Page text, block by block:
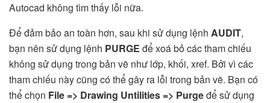
Autocad không tìm thấy lỗi nữa.
Để đảm bảo an toàn hơn, sau khi sử dụng lệnh AUDIT,
bạn nên sử dụng lệnh PURGE để xoá bỏ các tham chiếu
không sử dụng trong bản vẽ như lớp, khối, xref. Bởi vì các
tham chiếu này cũng có thể gây ra lỗi trong bản vẽ. Bạn có
thể chọn File => Drawing Untilities => Purgeđể sử dụng